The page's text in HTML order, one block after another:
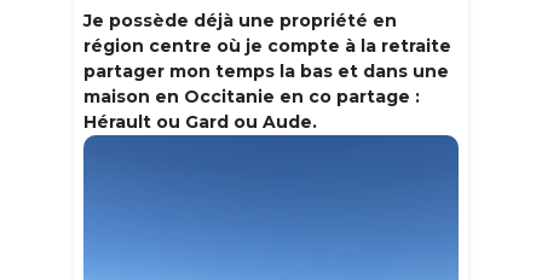
Je possède déjà une propriété en
région centre où je compte à la retraite
partager mon temps la bas et dans une
maison en Occitanie en co partage :
Hérault ou Gard ou Aude.